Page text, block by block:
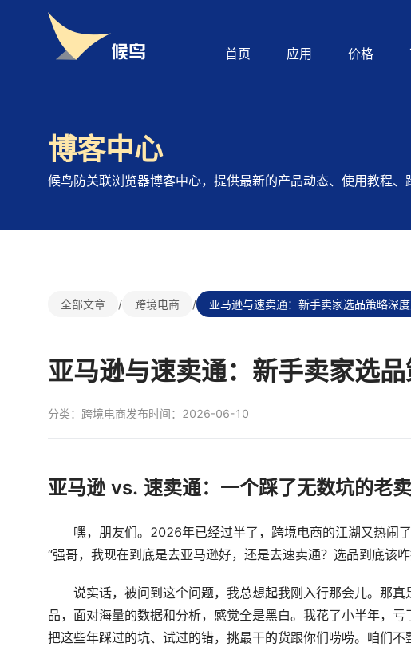
首页 应用 价格
博客中心
候鸟防关联浏览器博客中心，提供最新的产品动态、使用教程
全部文章 / 跨境电商 / 亚马逊与速卖通：新手卖家选品策略深
亚马逊与速卖通：新手卖家选
分类： 跨境电商发布时间：2026-06-10
亚马逊 vs. 速卖通：一个踩了无数坑的老
嘿，朋友们。2026年已经过半了，跨境电商的江湖又热闹
“强哥，我现在到底是去亚马逊好，还是去速卖通？选品到底该
说实话，被问到这个问题，我总想起我刚入行那会儿。那
品，面对海量的数据和分析，感觉全是黑白。我花了小半年，
把这些年踩过的坑、试过的错，挑最干的货跟你们唠唠。咱们不